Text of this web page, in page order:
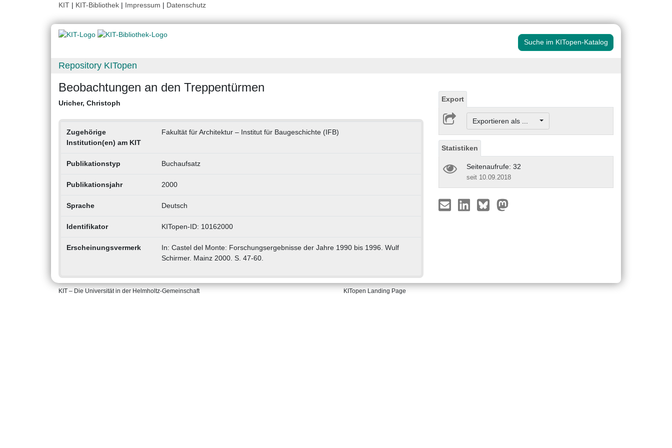
KIT | KIT-Bibliothek | Impressum | Datenschutz
Suche im KITopen-Katalog
Repository KITopen
Beobachtungen an den Treppentürmen
Uricher, Christoph
Zugehörige
Institution(en) am KIT
Fakultät für Architektur – Institut für Baugeschichte (IFB)
Publikationstyp Buchaufsatz
Publikationsjahr 2000
Sprache Deutsch
Identifikator KITopen-ID: 10162000
Erscheinungsvermerk
In: Castel del Monte: Forschungsergebnisse der Jahre 1990 bis 1996. Wulf
Schirmer. Mainz 2000. S. 47-60.
Export
Exportieren als ...
Statistiken
Seitenaufrufe: 32
seit 10.09.2018
KIT – Die Universität in der Helmholtz-Gemeinschaft KITopen Landing Page